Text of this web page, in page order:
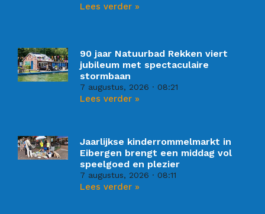
Lees verder »
90 jaar Natuurbad Rekken viert
jubileum met spectaculaire
stormbaan
7 augustus, 2026 08:21
Lees verder »
Jaarlijkse kinderrommelmarkt in
Eibergen brengt een middag vol
speelgoed en plezier
7 augustus, 2026 08:11
Lees verder »